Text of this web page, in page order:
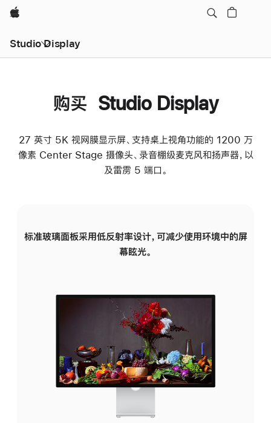
Apple
Studio Display
购买 Studio Display
27 英寸 5K 视网膜显示屏、支持桌上视角功能的 1200 万
像素 Center Stage 摄像头、录音棚级麦克风和扬声器，以
及雷雳 5 端口。
标准玻璃面板采用低反射率设计，可减少使用环境中的屏
幕眩光。